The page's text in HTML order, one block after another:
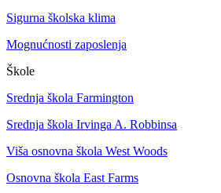
Sigurna školska klima
Mognućnosti zaposlenja
Škole
Srednja škola Farmington
Srednja škola Irvinga A. Robbinsa
Viša osnovna škola West Woods
Osnovna škola East Farms